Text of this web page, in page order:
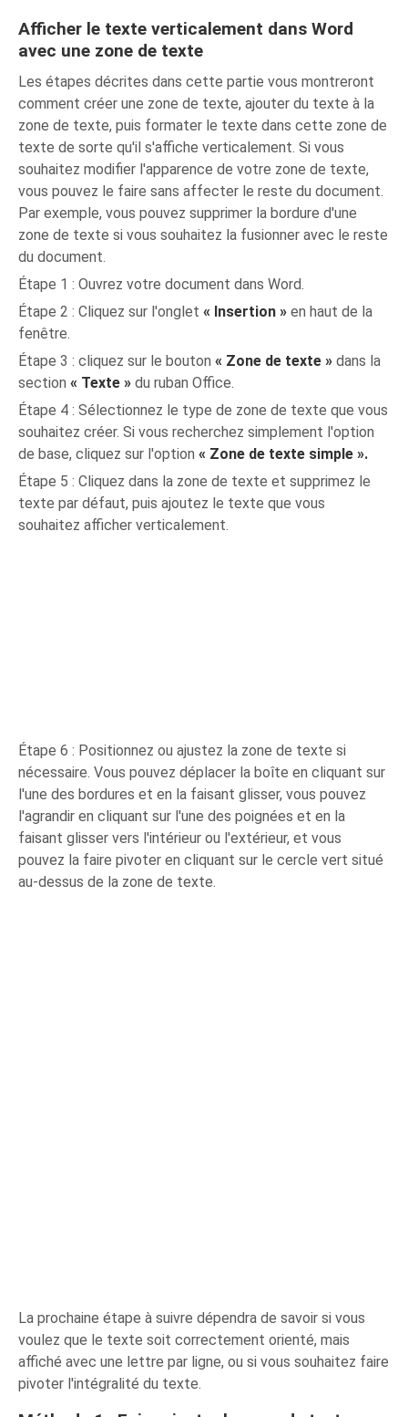
Afficher le texte verticalement dans Word
avec une zone de texte
Les étapes décrites dans cette partie vous montreront
comment créer une zone de texte, ajouter du texte à la
zone de texte, puis formater le texte dans cette zone de
texte de sorte qu'il s'affiche verticalement. Si vous
souhaitez modifier l'apparence de votre zone de texte,
vous pouvez le faire sans affecter le reste du document.
Par exemple, vous pouvez supprimer la bordure d'une
zone de texte si vous souhaitez la fusionner avec le reste
du document.
Étape 1 : Ouvrez votre document dans Word.
Étape 2 : Cliquez sur l'onglet« Insertion » en haut de la
fenêtre.
Étape 3 : cliquez sur le bouton« Zone de texte » dans la
section« Texte » du ruban Office.
Étape 4 : Sélectionnez le type de zone de texte que vous
souhaitez créer. Si vous recherchez simplement l'option
de base, cliquez sur l'option« Zone de texte simple ».
Étape 5 : Cliquez dans la zone de texte et supprimez le
texte par défaut, puis ajoutez le texte que vous
souhaitez afficher verticalement.
Étape 6 : Positionnez ou ajustez la zone de texte si
nécessaire. Vous pouvez déplacer la boîte en cliquant sur
l'une des bordures et en la faisant glisser, vous pouvez
l'agrandir en cliquant sur l'une des poignées et en la
faisant glisser vers l'intérieur ou l'extérieur, et vous
pouvez la faire pivoter en cliquant sur le cercle vert situé
au-dessus de la zone de texte.
La prochaine étape à suivre dépendra de savoir si vous
voulez que le texte soit correctement orienté, mais
affiché avec une lettre par ligne, ou si vous souhaitez faire
pivoter l'intégralité du texte.